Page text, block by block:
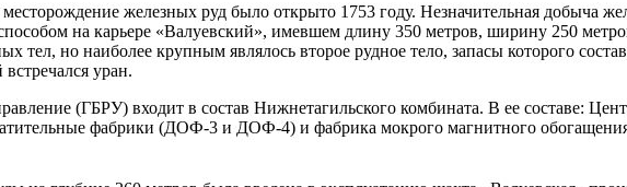
железных руд было открыто 1753 году. Незначительная добыча
на карьере «Валуевский», имевшем длину 350 метров, ширину 250
тел, но наиболее крупным являлось второе рудное тело, запасы которого
уран.
(ГБРУ) входит в состав Нижнетагильского комбината. В ее составе:
фабрики (ДОФ-3 и ДОФ-4) и фабрика мокрого магнитного